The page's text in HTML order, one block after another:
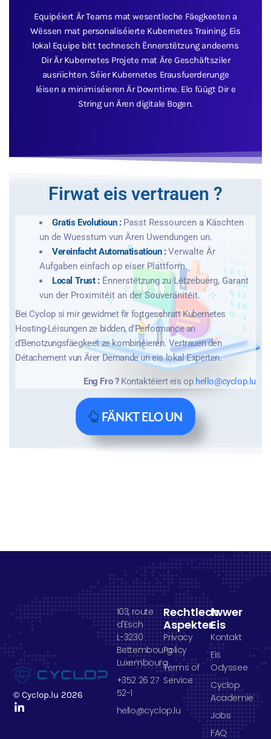
Equipéiert Är Teams mat wesentleche Fäegkeeten a
Wëssen mat personaliséierte Kubernetes Training. Eis
lokal Equipe bitt technesch Ënnerstëtzung andeems
Dir Är Kubernetes Projete mat Äre Geschäftsziler
ausriichten. Séier Kubernetes Erausfuerderunge
léisen a minimiséieren Är Downtime. Elo füügt Dir e
String un Ären digitale Bogen.
Firwat eis vertrauen ?
Gratis Evolutioun :Passt Ressourcen a Käschten
un de Wuesstum vun Ären Uwendungen un.
Vereinfacht Automatisatioun :Verwalte Är
Aufgaben einfach op eiser Plattform.
Local Trust :Ënnerstëtzung zu Lëtzebuerg, Garant
vun der Proximitéit an der Souveränitéit.
Bei Cyclop si mir gewidmet fir fortgeschratt Kubernetes
Hosting-Léisungen ze bidden, d’Performance an
d’Benotzungsfäegkeet ze kombinéieren. Vertrauen den
Détachement vun Ärer Demande un eis lokal Experten.
Eng Fro ?Kontaktéiert eis op hello@cyclop.lu
FÄNKT ELO UN
© Cyclop.lu 2026
Iwwer
Eis
Kontakt
Eis
Odyssee
Cyclop
Academie
Jobs
FAQ
Rechtlech
Aspekter
Privacy
Policy
Terms of
Service
103, route
d'Esch
L-3230
Bettembourg
Luxembourg
+352 26 27
52-1
hello@cyclop.lu